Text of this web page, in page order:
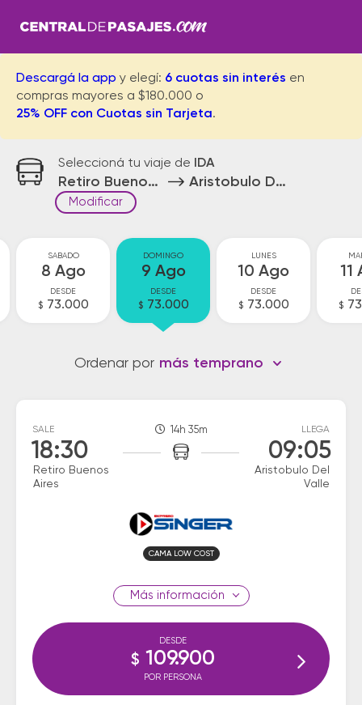
Descargá la app y elegí: 6 cuotas sin interés en
compras mayores a $180.000 o
25% OFF con Cuotas sin Tarjeta.
Seleccioná tu viaje de IDA
Retiro Buenos Aires Aristobulo Del Valle
Modificar
SABADO
8 Ago
DESDE
$ 73.000
DOMINGO
9 Ago
DESDE
$ 73.000
LUNES
10 Ago
DESDE
$ 73.000
11
$
Ordenar por más temprano
SALE
18:30
Retiro Buenos
Aires
14h 35m LLEGA
09:05
Aristobulo Del
Valle
CAMA LOW COST
información
DESDE
$ 109.900
POR PERSONA